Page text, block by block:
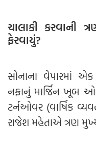
ચાલાકી કરવાની
ફેરવાયું?
સોનાના વેપારમાં
નફાનું માર્જિન ખૂબ
ટર્નઓવર (વાર્ષિક
રાજેશ મહેતાએ ત્રણ